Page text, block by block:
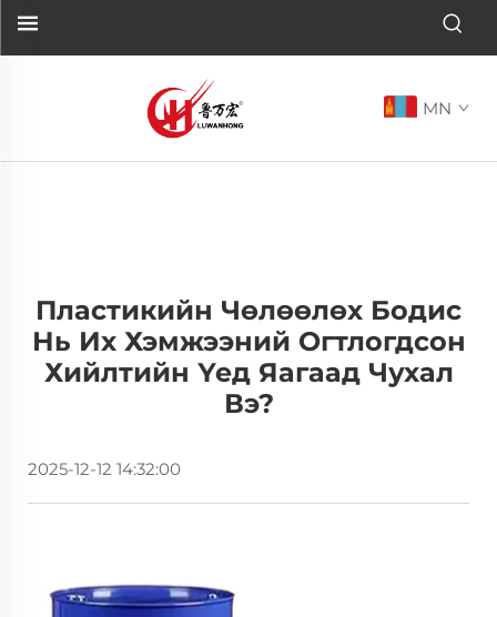
MN
Пластикийн Чөлөөлөх Бодис
Нь Их Хэмжээний Огтлогдсон
Хийлтийн Үед Яагаад Чухал
Вэ?
2025-12-12 14:32:00